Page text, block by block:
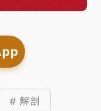
# 解剖